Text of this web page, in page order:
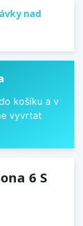
nad
košíku a v
vyvrtat
6 S